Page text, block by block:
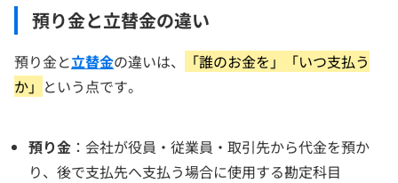
預り金と立替金の違い
預り金と立替金の違いは、
「誰のお金を」「いつ支払う
か」 という点です。
預り金 ：会社が役員・従業員・取引先から代金を預か
り、後で支払先へ支払う場合に使用する勘定科目